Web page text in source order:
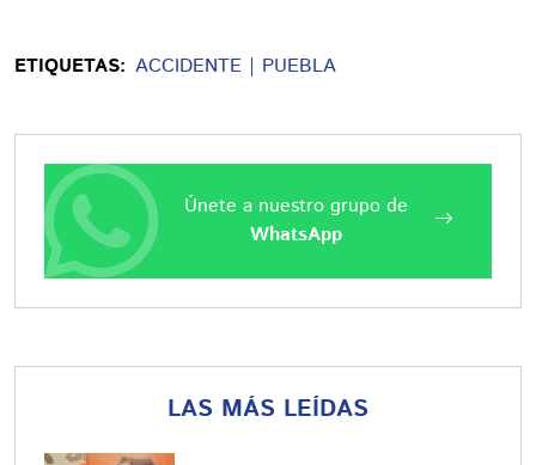
ETIQUETAS: ACCIDENTE PUEBLA
Únete a nuestro grupo de
WhatsApp
LAS MÁS LEÍDAS